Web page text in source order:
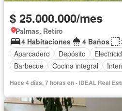
$ 25.000.000/mes
Palmas, Retiro
4 Habitaciones
4 Baños
Aparcadero
Depósito
Barbecue
Cocina integral
Cuarto de
Hace 4 días, 7 horas en - IDEAL Real